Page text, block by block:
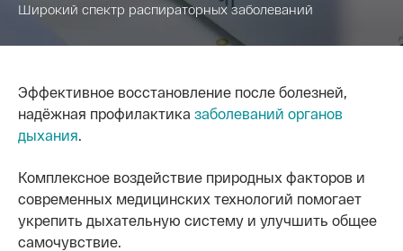
Широкий спектр распираторных заболеваний
Эффективное восстановление после болезней,
надёжная профилактика заболеваний органов
дыхания.
Комплексное воздействие природных факторов и
современных медицинских технологий помогает
укрепить дыхательную систему и улучшить общее
самочувствие.